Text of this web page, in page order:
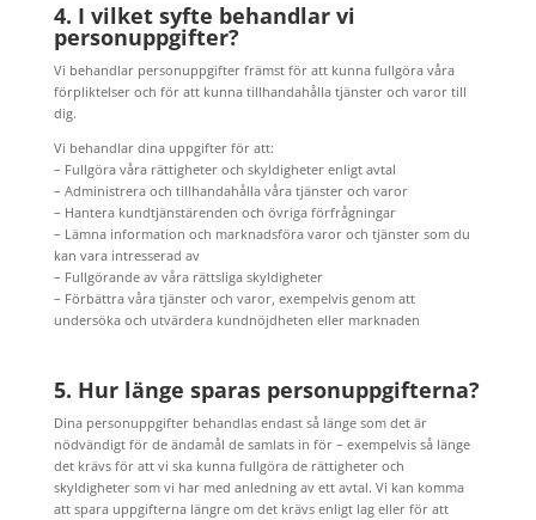
4. I vilket syfte behandlar vi
personuppgifter?
Vi behandlar personuppgifter främst för att kunna fullgöra våra
förpliktelser och för att kunna tillhandahålla tjänster och varor till
dig.
Vi behandlar dina uppgifter för att:
– Fullgöra våra rättigheter och skyldigheter enligt avtal
– Administrera och tillhandahålla våra tjänster och varor
– Hantera kundtjänstärenden och övriga förfrågningar
– Lämna information och marknadsföra varor och tjänster som du
kan vara intresserad av
– Fullgörande av våra rättsliga skyldigheter
– Förbättra våra tjänster och varor, exempelvis genom att
undersöka och utvärdera kundnöjdheten eller marknaden
5. Hur länge sparas personuppgifterna?
Dina personuppgifter behandlas endast så länge som det är
nödvändigt för de ändamål de samlats in för – exempelvis så länge
det krävs för att vi ska kunna fullgöra de rättigheter och
skyldigheter som vi har med anledning av ett avtal. Vi kan komma
att spara uppgifterna längre om det krävs enligt lag eller för att